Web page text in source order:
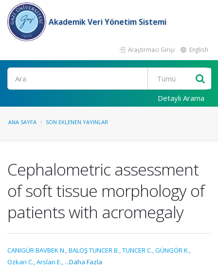
Akademik Veri Yönetim Sistemi
Araştırmacı Girişi English
Ara
Detaylı Arama
ANA SAYFA SON EKLENEN YAYINLAR
Cephalometric assessment
of soft tissue morphology of
patients with acromegaly
CANIGÜR BAVBEK N.,BALOŞ TUNCER B.,TUNCER C.,GÜNGÖR K.,
Ozkan C.,Arslan E., ...Daha Fazla